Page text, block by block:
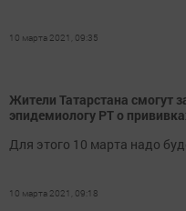
10 марта 2021, 09:35
Жители Татарстана смогут
эпидемиологу РТ о
Для этого 10 марта надо
10 марта 2021, 09:18